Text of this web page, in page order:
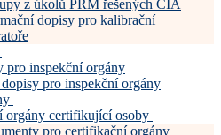
z úkolů PRM řešených ČIA
dopisy pro kalibrační
pro inspekční orgány
pro inspekční orgány
orgány certifikující osoby
pro certifikační orgány